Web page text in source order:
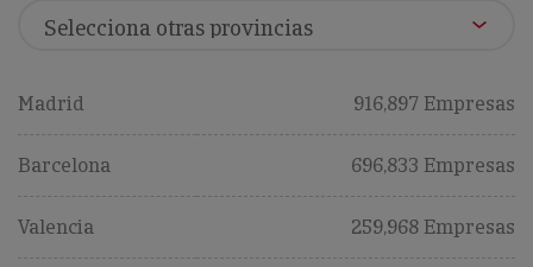
Madrid 916,897 Empresas
Barcelona 696,833 Empresas
Valencia 259,968 Empresas